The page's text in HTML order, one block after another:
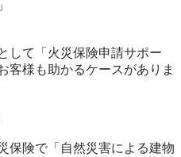
して「火災保険申請サポー
客様も助かるケースがありま
保険で「自然災害による建物